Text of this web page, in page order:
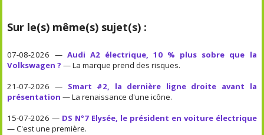
Sur le(s) même(s) sujet(s) :
07-08-2026 — Audi A2 électrique, 10 % plus sobre que la
Volkswagen ? — La marque prend des risques.
21-07-2026 — Smart #2, la dernière ligne droite avant la
présentation — La renaissance d'une icône.
15-07-2026 — DS N°7 Elysée, le président en voiture électrique
— C'est une première.